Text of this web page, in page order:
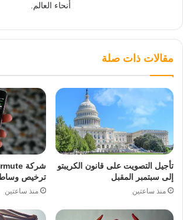
أنحاء العالم.
مقالات ذات صلة
تأجيل التصويت على قانون الكريبتو
إلى سبتمبر المقبل
منذ ساعتين
ترخيص
منذ ساعتين